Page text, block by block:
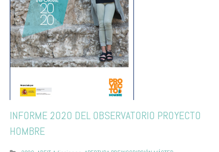
INFORME 2020 DEL OBSERVATORIO PROYECTO
HOMBRE